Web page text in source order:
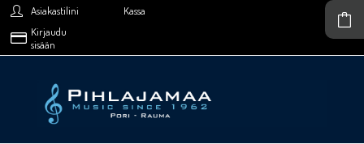
Asiakastilini
Kassa
Kirjaudu
sisään